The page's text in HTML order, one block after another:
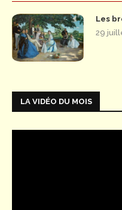
Les
29
LA VIDÉO DU MOIS